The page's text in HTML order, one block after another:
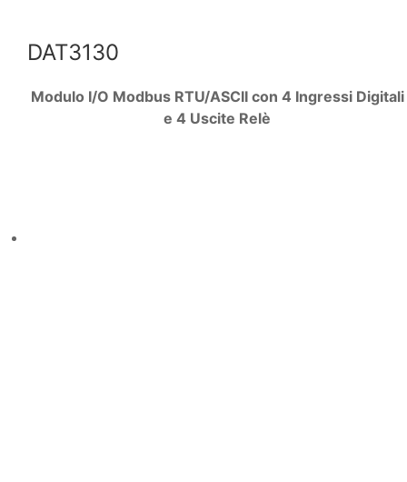
DAT3130
Modulo I/O Modbus RTU/ASCII con 4 Ingressi Digitali
e 4 Uscite Relè